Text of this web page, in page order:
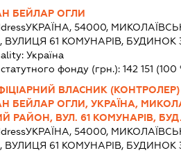
БЕЙЛАР ОГЛИ
УКРАЇНА, 54000,
ВУЛИЦЯ 61 КОМУНАРІВ, БУДИНОК
Україна
фонду (грн.): 142 151 (100
ВЛАСНИК (КОНТРОЛЕР)
БЕЙЛАР ОГЛИ, УКРАЇНА,
РАЙОН, ВУЛ. 61 КОМУНАРІВ,
УКРАЇНА, 54000,
ВУЛИЦЯ 61 КОМУНАРІВ, БУДИНОК